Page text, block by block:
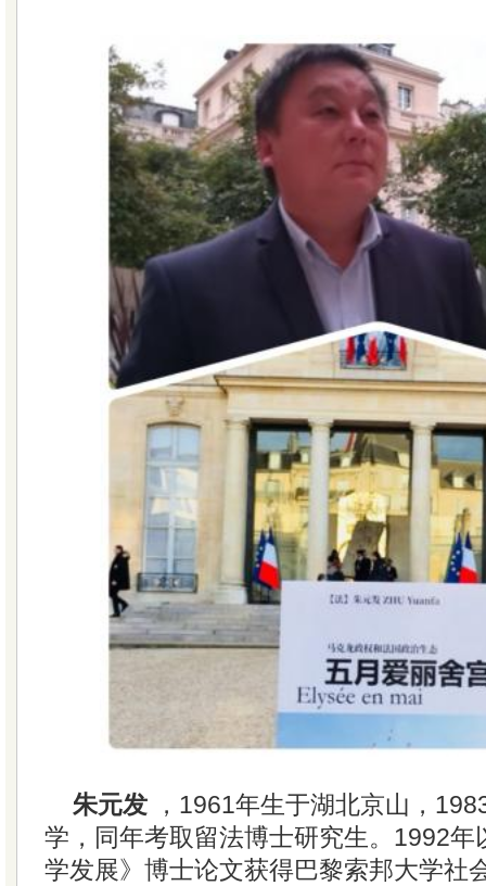
朱元发
，1961年生于湖北京山，
学，同年考取留法博士研究生。1992年
学发展》博士论文获得巴黎索邦大学社